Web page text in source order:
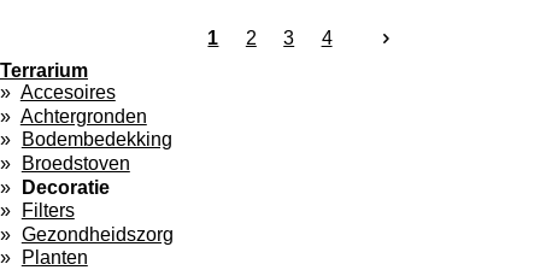
1 2 3
4
Terrarium
Accesoires
Achtergronden
Bodembedekking
Broedstoven
Decoratie
Filters
Gezondheidszorg
Planten